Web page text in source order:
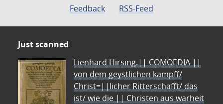
Feedback
RSS-Feed
Just scanned
Lienhard Hirsing.|| COMOEDIA ||
von dem geystlichen kampff/
Christ=||licher Ritterschafft/ das
ist/ wie die || Christen aus warheit